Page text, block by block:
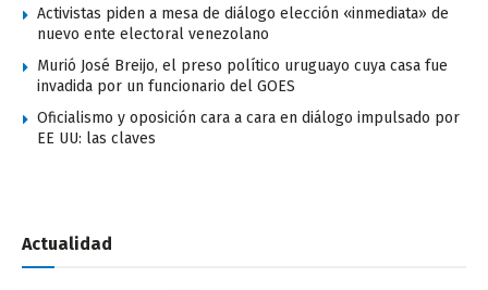
Activistas piden a mesa de diálogo elección «inmediata» de
nuevo ente electoral venezolano
Murió José Breijo, el preso político uruguayo cuya casa fue
invadida por un funcionario del GOES
Oficialismo y oposición cara a cara en diálogo impulsado por
EE UU: las claves
Actualidad